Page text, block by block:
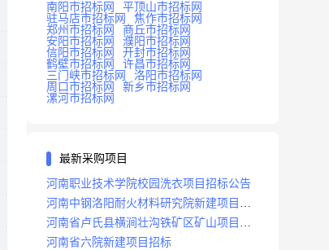
南阳市招标网
平顶山市招标网
驻马店市招标网
焦作市招标网
郑州市招标网
商丘市招标网
安阳市招标网
濮阳市招标网
信阳市招标网
开封市招标网
鹤壁市招标网
许昌市招标网
三门峡市招标网
洛阳市招标网
周口市招标网
新乡市招标网
漯河市招标网
最新采购项目
河南职业技术学院校园洗衣项目招标公告
河南中钢洛阳耐火材料研究院新建项目招
标
河南省卢氏县横涧壮沟铁矿区矿山项目招
标公告
河南省六院新建项目招标